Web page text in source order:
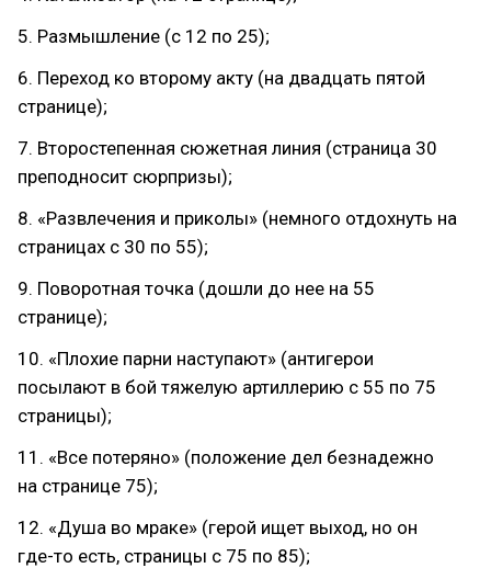
5. Размышление (с 12 по 25);
6. Переход ко второму акту (на двадцать пятой
странице);
7. Второстепенная сюжетная линия (страница 30
преподносит сюрпризы);
8. «Развлечения и приколы» (немного отдохнуть на
страницах с 30 по 55);
9. Поворотная точка (дошли до нее на 55
странице);
10. «Плохие парни наступают» (антигерои
посылают в бой тяжелую артиллерию с 55 по 75
страницы);
11. «Все потеряно» (положение дел безнадежно
на странице 75);
12. «Душа во мраке» (герой ищет выход, но он
где-то есть, страницы с 75 по 85);